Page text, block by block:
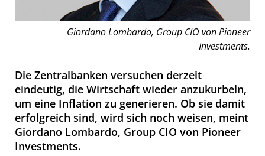
Giordano Lombardo, Group CIO von Pioneer
Investments.
Die Zentralbanken versuchen derzeit
eindeutig, die Wirtschaft wieder anzukurbeln,
um eine Inflation zu generieren. Ob sie damit
erfolgreich sind, wird sich noch weisen, meint
Giordano Lombardo, Group CIO von Pioneer
Investments.